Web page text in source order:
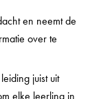
en neemt de
over te
juist uit
elke leerling in